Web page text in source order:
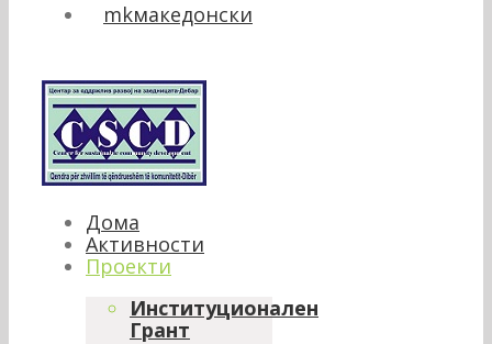
македонски
Дома
Активности
Проекти
Институционален
Грант